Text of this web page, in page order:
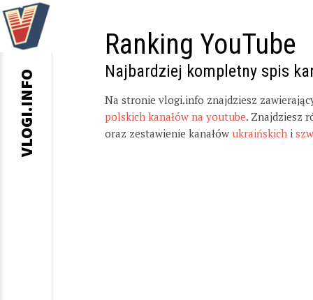
Ranking YouTube
Najbardziej kompletny spis
Na stronie vlogi.info znajdziesz
polskich kanałów na youtube. Znajdziesz
oraz zestawienie kanałów ukraińskich i
VLOGI.INFO